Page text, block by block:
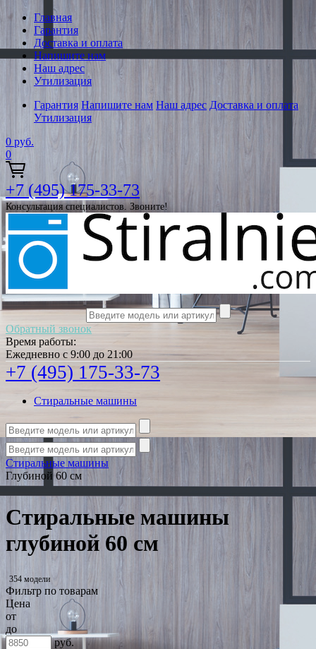
Главная
Гарантия
Доставка и оплата
Напишите нам
Наш адрес
Утилизация
Гарантия Напишите нам Наш адрес Доставка и оплата
Утилизация
0 руб.
0
+7 (495) 175-33-73
Консультация специалистов. Звоните!
Обратный звонок
Время работы:
Ежедневно с 9:00 до 21:00
+7 (495) 175-33-73
Стиральные машины
Стиральные машины
Глубиной 60 см
Стиральные машины
глубиной 60 см
354 модели
Фильтр по товарам
Цена
от
до
руб.